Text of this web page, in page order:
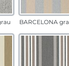
BARCELONA